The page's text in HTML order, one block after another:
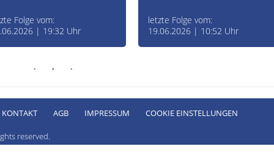
Folge vom:
| 19:32 Uhr
letzte Folge vom:
19.06.2026 | 10:52 Uhr
KONTAKT AGB IMPRESSUM COOKIE EINSTELLUNGEN
reserved.